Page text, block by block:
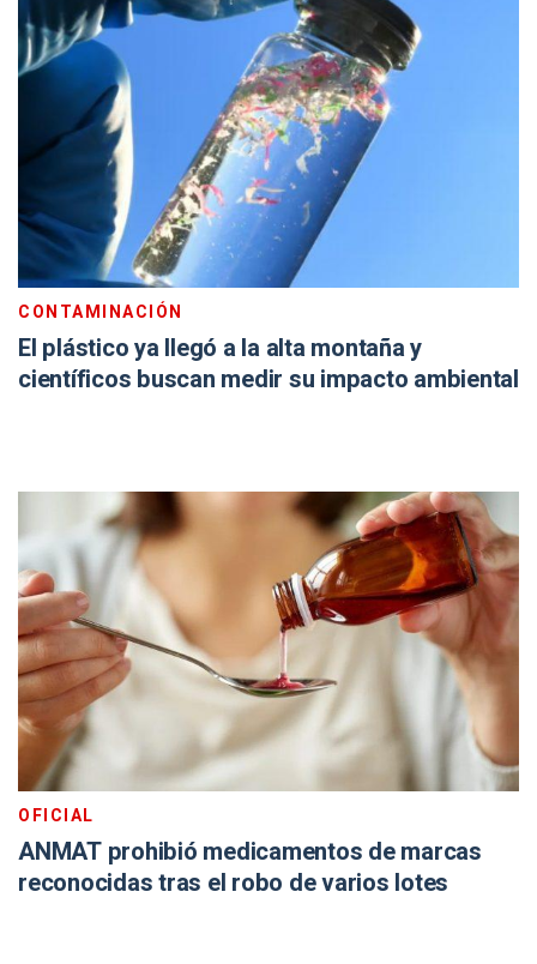
CONTAMINACIÓN
El plástico ya llegó a la alta montaña y
científicos buscan medir su impacto ambiental
OFICIAL
ANMAT prohibió medicamentos de marcas
reconocidas tras el robo de varios lotes